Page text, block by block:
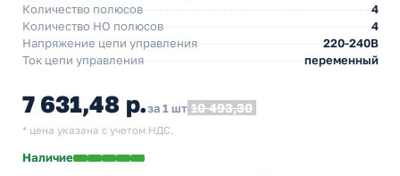
Количество полюсов
4
Количество НO полюсов
4
Напряжение цепи управления
220-240В
Ток цепи управления
переменный
7 631,48 р.за 1 шт 10 493,30
* цена указана с учетом НДС.
Наличие